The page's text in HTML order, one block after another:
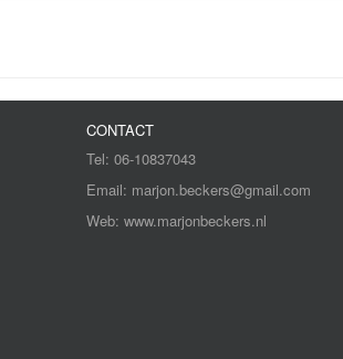
CONTACT
Tel: 06-10837043
Email: marjon.beckers@gmail.com
Web: www.marjonbeckers.nl